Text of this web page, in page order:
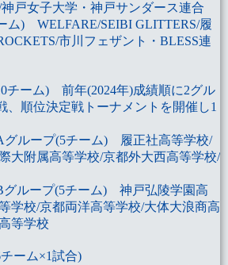
戸女子大学・神戸サンダース連合
ム) WELFARE/SEIBI GLITTERS/履
市川フェザント・BLESS連
チーム) 前年(2024年)成績順に2グル
、順位決定戦トーナメントを開催し1
グループ(5チーム) 履正社高等学校/
大附属高等学校/京都外大西高等学校/
グループ(5チーム) 神戸弘陵学園高
学校/京都両洋高等学校/大体大浪商高
等学校
ーム×1試合)